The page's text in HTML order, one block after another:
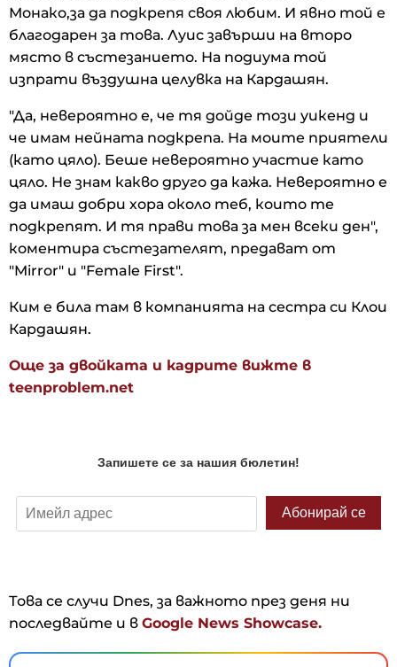
Монако,за да подкрепя своя любим. И явно той е
благодарен за това. Луис завърши на второ
място в състезанието. На подиума той
изпрати въздушна целувка на Кардашян.
"Да, невероятно е, че тя дойде този уикенд и
че имам нейната подкрепа. На моите приятели
(като цяло). Беше невероятно участие като
цяло. Не знам какво друго да кажа. Невероятно е
да имаш добри хора около теб, които те
подкрепят. И тя прави това за мен всеки ден",
коментира състезателят, предават от
"Mirror" и "Female First".
Ким е била там в компанията на сестра си Клои
Кардашян.
Още за двойката и кадрите вижте в
teenproblem.net
Това се случи Dnes, за важното през деня ни
последвайте и в Google News Showcase.